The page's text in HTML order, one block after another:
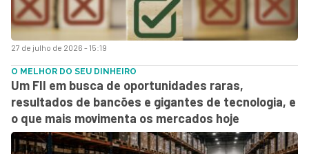
27 de julho de 2026 - 15:19
O MELHOR DO SEU DINHEIRO
Um FII em busca de oportunidades raras,
resultados de bancões e gigantes de tecnologia, e
o que mais movimenta os mercados hoje